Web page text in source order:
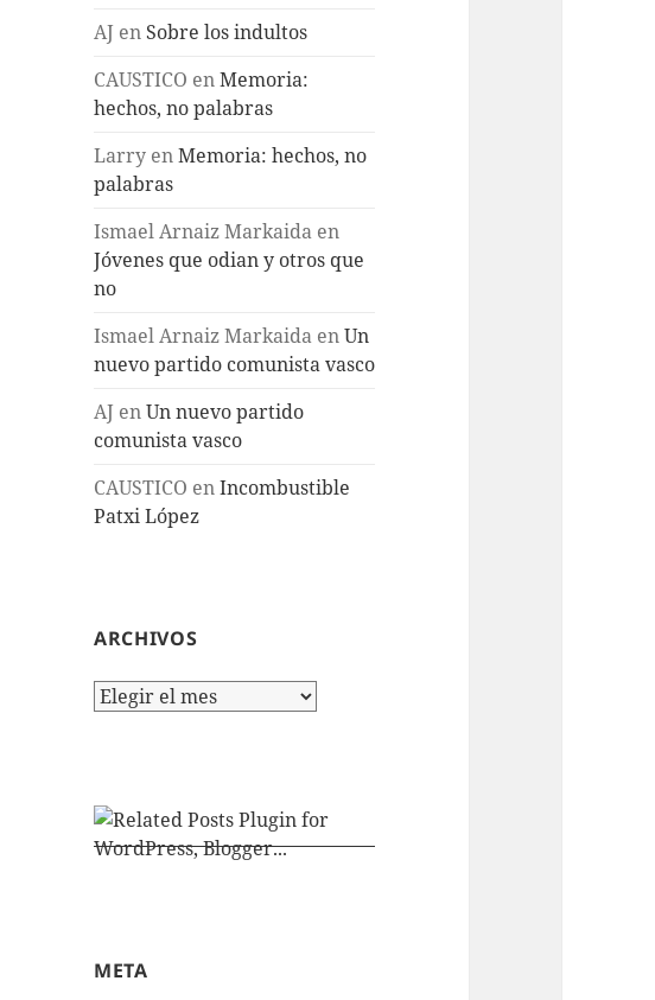
AJ en Sobre los indultos
CAUSTICO enMemoria:
hechos, no palabras
Larry enMemoria: hechos, no
palabras
Ismael Arnaiz Markaida en
Jóvenes que odian y otros que
no
Ismael Arnaiz Markaida enUn
nuevo partido comunista vasco
AJ enUn nuevo partido
comunista vasco
CAUSTICO enIncombustible
Patxi López
ARCHIVOS
Archivos
META